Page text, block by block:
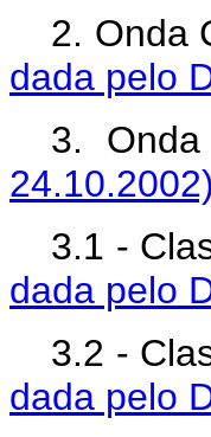
2.
dada pelo
3. Onda
24.10.2002)
3.1 -
dada pelo
3.2 -
dada pelo